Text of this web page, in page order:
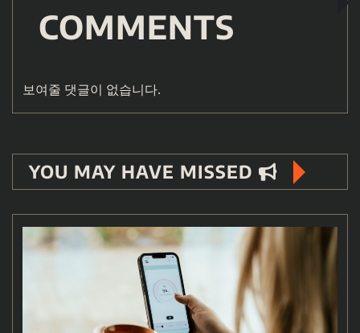
COMMENTS
보여줄 댓글이 없습니다.
YOU MAY HAVE MISSED